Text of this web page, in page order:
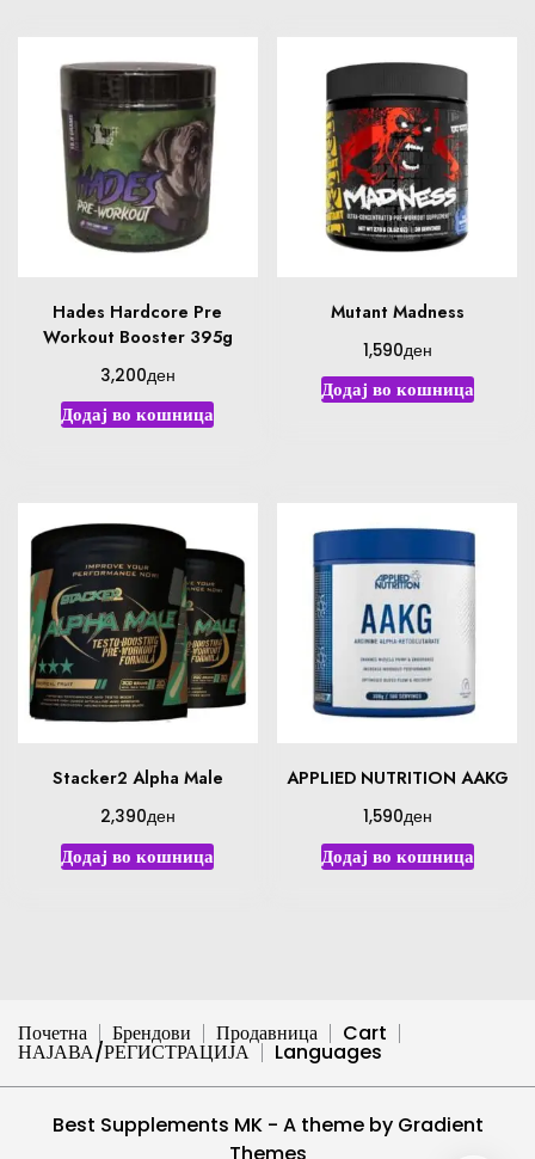
Hades Hardcore Pre
Workout Booster 395g
3,200ден
Додај во кошница
Mutant Madness
1,590ден
Додај во кошница
Stacker2 Alpha Male
2,390ден
Додај во кошница
APPLIED NUTRITION AAKG
1,590ден
Додај во кошница
Почетна Брендови Продавница Cart
НАЈАВА/РЕГИСТРАЦИЈА Languages
Best Supplements MK - A theme by Gradient
Themes